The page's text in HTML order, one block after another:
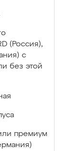
(Россия),
с
без этой
премиум